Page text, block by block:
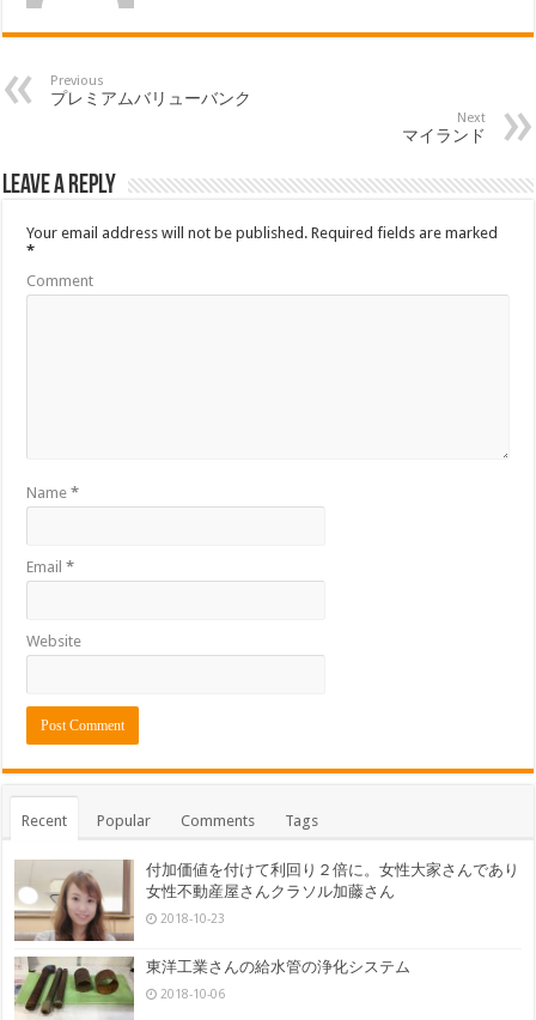
Previous
プレミアムバリューバンク
Next
マイランド
Leave a Reply
Your email address will not be published. Required fields are marked
*
Comment
Name*
Email*
Website
Recent Popular Comments Tags
付加価値を付けて利回り２倍に。女性大家さんであり
女性不動産屋さんクラソル加藤さん
2018-10-23
東洋工業さんの給水管の浄化システム
2018-10-06